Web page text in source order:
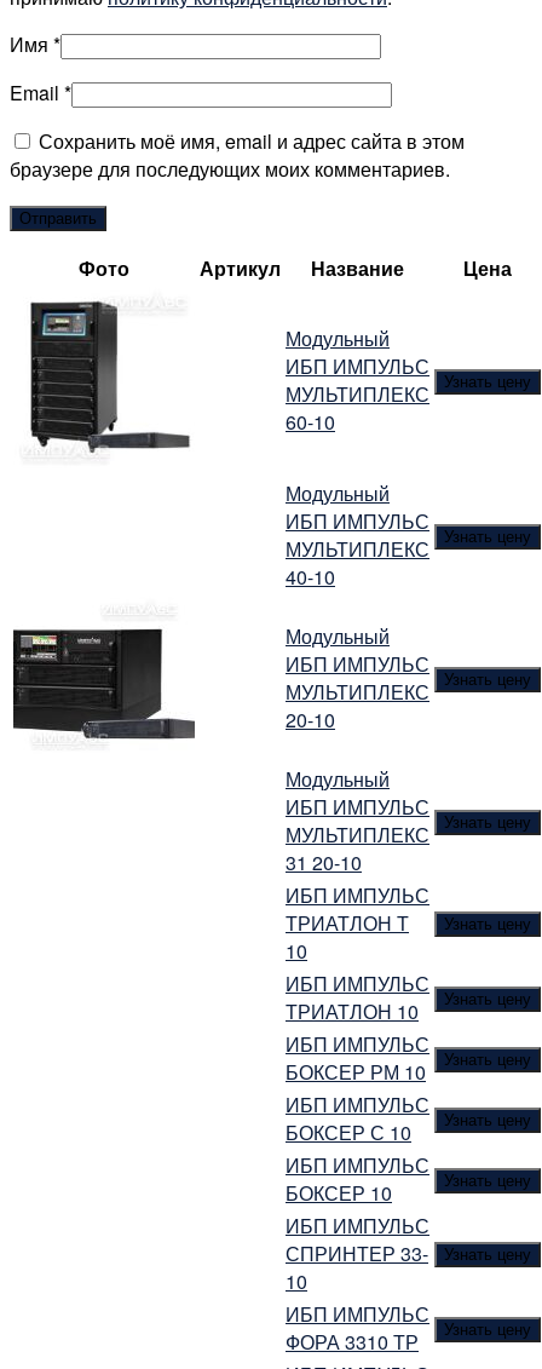
Имя *
Email *
Сохранить моё имя, email и адрес сайта в этом
браузере для последующих моих комментариев.
Фото Артикул Название Цена
Модульный
ИБП ИМПУЛЬС
МУЛЬТИПЛЕКС
60-10
Узнать цену
Модульный
ИБП ИМПУЛЬС
МУЛЬТИПЛЕКС
40-10
Узнать цену
Модульный
ИБП ИМПУЛЬС
МУЛЬТИПЛЕКС
20-10
Узнать цену
Модульный
ИБП ИМПУЛЬС
МУЛЬТИПЛЕКС
31 20-10
Узнать цену
ИБП ИМПУЛЬС
ТРИАТЛОН Т
10
Узнать цену
ИБП ИМПУЛЬС
ТРИАТЛОН 10
Узнать цену
ИБП ИМПУЛЬС
БОКСЕР РМ 10
Узнать цену
ИБП ИМПУЛЬС
БОКСЕР С 10
Узнать цену
ИБП ИМПУЛЬС
БОКСЕР 10
Узнать цену
ИБП ИМПУЛЬС
СПРИНТЕР 33-
10
Узнать цену
ИБП ИМПУЛЬС
ФОРА 3310 ТР
Узнать цену